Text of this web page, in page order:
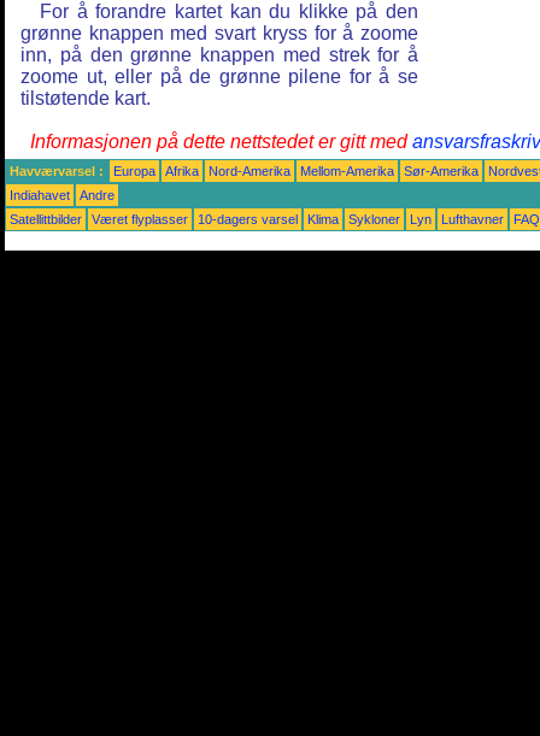
For å forandre kartet kan du klikke på den
grønne knappen med svart kryss for å zoome
inn, på den grønne knappen med strek for å
zoome ut, eller på de grønne pilene for å se
tilstøtende kart.
Informasjonen på dette nettstedet er gitt med
Havværvarsel : Europa Afrika Nord-Amerika Mellom-Amerika Sør-Amerika
Indiahavet
Andre
Satellittbilder
Været flyplasser 10-dagers varsel Klima Sykloner Lyn Lufthavner FAQ